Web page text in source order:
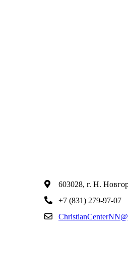
603028, г. Н.
+7 (831) 279-97-07